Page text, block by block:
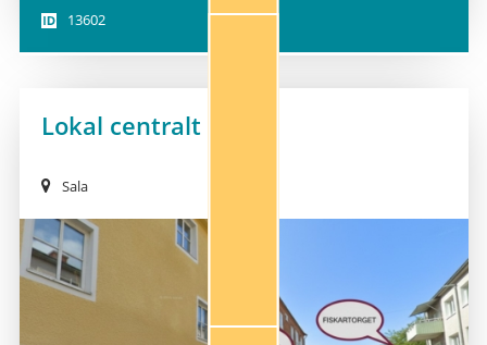
13602
Lokal centralt i Sala
Sala